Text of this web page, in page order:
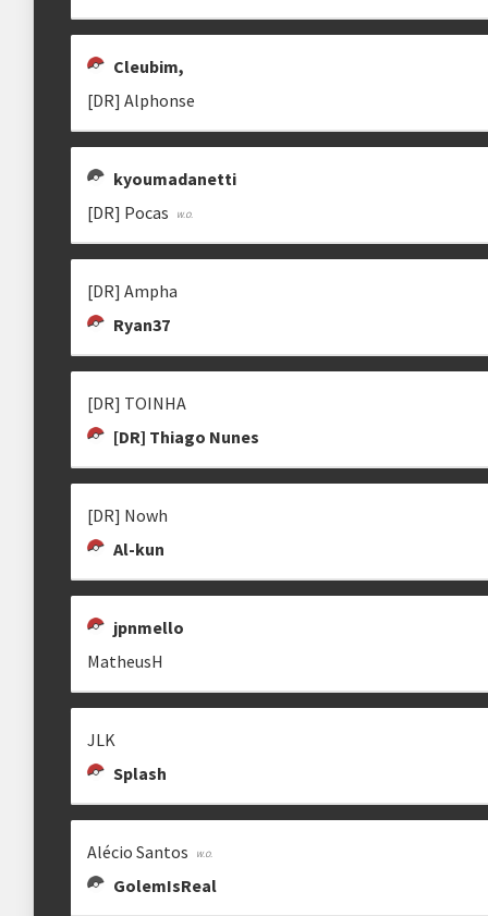
Cleubim,
[DR] Alphonse
kyoumadanetti
[DR] Pocas
[DR] Ampha
Ryan37
[DR] TOINHA
[DR] Thiago Nunes
[DR] Nowh
Al-kun
jpnmello
MatheusH
JLK
Splash
Alécio Santos
GolemIsReal